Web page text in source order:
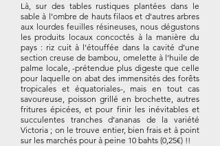
Là, sur des tables rustiques plantées dans le
sable à l’ombre de hauts filaos et d'autres arbres
aux lourdes feuilles résineuses, nous dégustons
les produits locaux concoctés à la manière du
pays : riz cuit à l’étouffée dans la cavité d’une
section creuse de bambou, omelette à l’huile de
palme locale, -prétendue plus digeste que celle
pour laquelle on abat des immensités des forêts
tropicales et équatoriales-, mais en tout cas
savoureuse, poisson grillé en brochette, autres
fritures épicées, et pour finir les inévitables et
succulentes tranches d’ananas de la variété
Victoria ; on le trouve entier, bien frais et à point
sur les marchés pour à peine 10 bahts (0,25€) !!